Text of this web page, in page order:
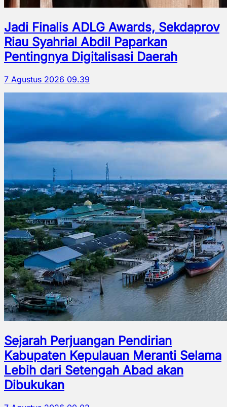
Jadi Finalis ADLG Awards, Sekdaprov
Riau Syahrial Abdil Paparkan
Pentingnya Digitalisasi Daerah
7 Agustus 2026 09.39
Sejarah Perjuangan Pendirian
Kabupaten Kepulauan Meranti Selama
Lebih dari Setengah Abad akan
Dibukukan